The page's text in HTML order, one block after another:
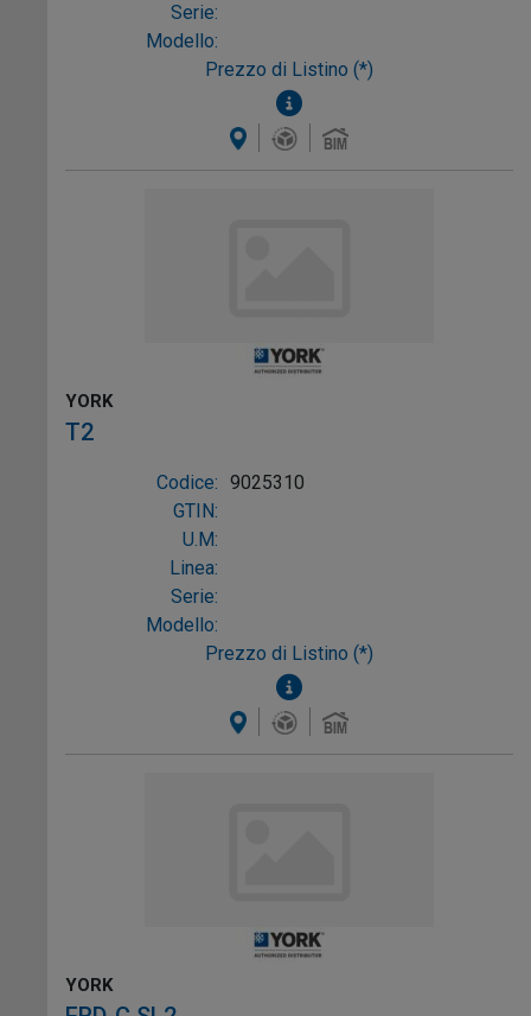
Serie:
Modello:
Prezzo di Listino (*)
YORK
T2
Codice: 9025310
GTIN:
U.M:
Linea:
Serie:
Modello:
Prezzo di Listino (*)
YORK